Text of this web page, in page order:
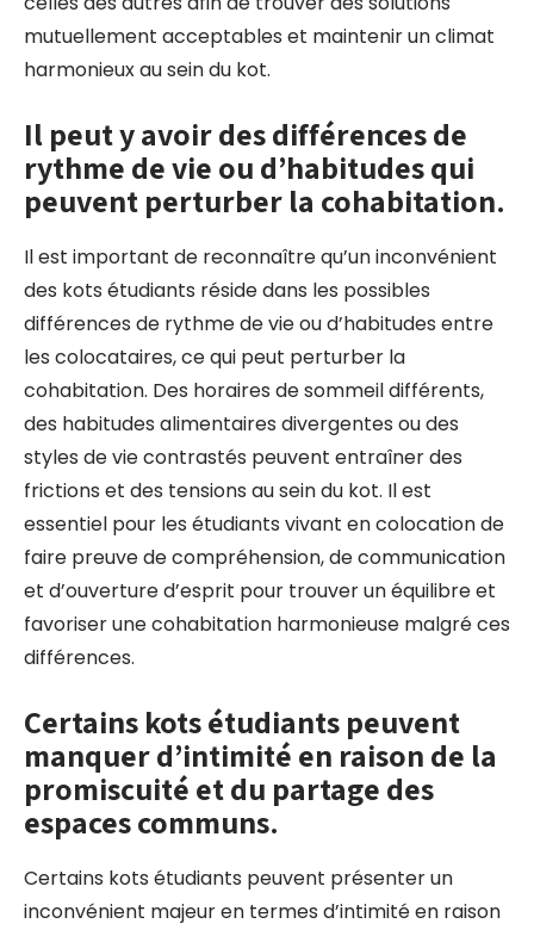
mutuellement acceptables et maintenir un climat
harmonieux au sein du kot.
Il peut y avoir des différences de
rythme de vie ou d’habitudes qui
peuvent perturber la cohabitation.
Il est important de reconnaître qu’un inconvénient
des kots étudiants réside dans les possibles
différences de rythme de vie ou d’habitudes entre
les colocataires, ce qui peut perturber la
cohabitation. Des horaires de sommeil différents,
des habitudes alimentaires divergentes ou des
styles de vie contrastés peuvent entraîner des
frictions et des tensions au sein du kot. Il est
essentiel pour les étudiants vivant en colocation de
faire preuve de compréhension, de communication
et d’ouverture d’esprit pour trouver un équilibre et
favoriser une cohabitation harmonieuse malgré ces
différences.
Certains kots étudiants peuvent
manquer d’intimité en raison de la
promiscuité et du partage des
espaces communs.
Certains kots étudiants peuvent présenter un
inconvénient majeur en termes d’intimité en raison